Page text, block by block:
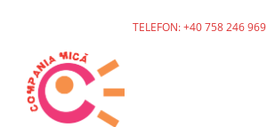
TELEFON: +40 758 246 969